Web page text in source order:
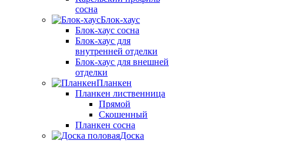
сосна
Блок-хаус
Блок-хаус сосна
Блок-хаус для
внутренней отделки
Блок-хаус для внешней
отделки
Планкен
Планкен лиственница
Прямой
Скошенный
Планкен сосна
Доска